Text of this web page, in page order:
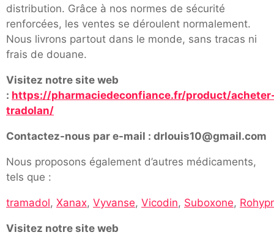
distribution. Grâce à nos normes de sécurité
renforcées, les ventes se déroulent normalement.
Nous livrons partout dans le monde, sans tracas ni
frais de douane.
Visitez notre site web
: https://pharmaciedeconfiance.fr/product/
tradolan/
Contactez-nous par e-mail : drlouis10@gmail.com
Nous proposons également d’autres médicaments,
tels que :
tramadol, Xanax, Vyvanse, Vicodin, Suboxone,
Visitez notre site web